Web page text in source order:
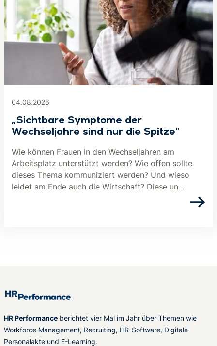
04.08.2026
„Sichtbare Symptome der
Wechseljahre sind nur die Spitze“
Wie können Frauen in den Wechseljahren am
Arbeitsplatz unterstützt werden? Wie offen sollte
dieses Thema kommuniziert werden? Und wieso
leidet am Ende auch die Wirtschaft? Diese un...
HR Performance berichtet vier Mal im Jahr über Themen wie
Workforce Management, Recruiting, HR-Software, Digitale
Personalakte und E-Learning.